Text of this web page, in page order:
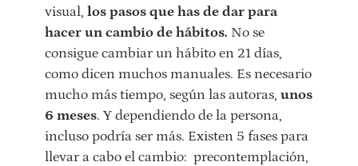
visual, los pasos que has de dar para
hacer un cambio de hábitos. No se
consigue cambiar un hábito en 21 días,
como dicen muchos manuales. Es necesario
mucho más tiempo, según las autoras, unos
6 meses. Y dependiendo de la persona,
incluso podría ser más. Existen 5 fases para
llevar a cabo el cambio: precontemplación,